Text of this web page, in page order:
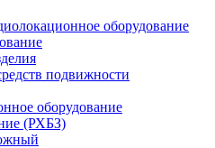
оборудование
подвижности
оборудование
(РХБЗ)